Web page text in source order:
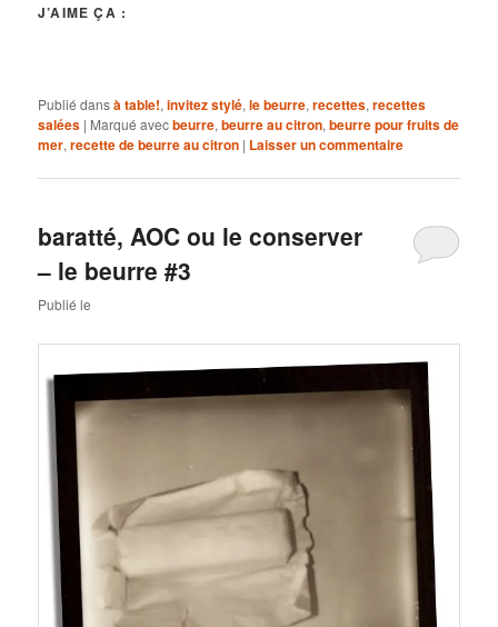
J’AIME ÇA :
Publié dansà table!,invitez stylé,le beurre,recettes,recettes
salées | Marqué avecbeurre,beurre au citron,beurre pour fruits de
mer,recette de beurre au citron | Laisser un commentaire
baratté, AOC ou le conserver
– le beurre #3
Publié le